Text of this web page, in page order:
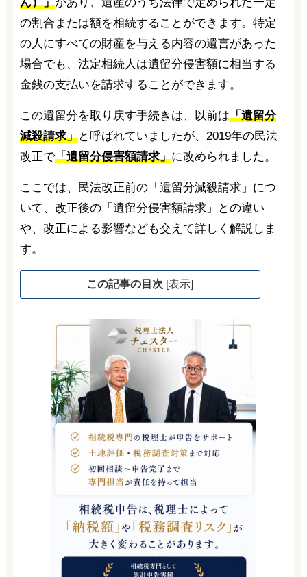
の割合または額を相続することができます。特定
の人にすべての財産を与える内容の遺言があった
場合でも、法定相続人は遺留分侵害額に相当する
金銭の支払いを請求することができます。
この遺留分を取り戻す手続きは、以前は「遺留分
減殺請求」と呼ばれていましたが、2019年の民法
改正で「遺留分侵害額請求」に改められました。
ここでは、民法改正前の「遺留分減殺請求」につ
いて、改正後の「遺留分侵害額請求」との違い
や、改正による影響なども交えて詳しく解説しま
す。
この記事の目次 [表示]